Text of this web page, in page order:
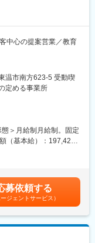
、成果に応じてさらに
修・同行を経て段階的
った場合、打診可能性
る
中心の提案営業／教育
など多様な業界のお客
の提案を行う専門商社
業のお客様に対して機
いただきます。既存顧
型の営業活動を行っ
レース・部品交換）提
提案
温市南方623-5 受動喫
定める事業所
＞月給制月給制。固定
（基本給）：197,422
＞有＜給与補足＞モデ
35歳660万円。賞与・
賞与の算定基準は固定
金はあくまでも目安の
があります。月給(月額)
募依頼する
ージェントサービス）